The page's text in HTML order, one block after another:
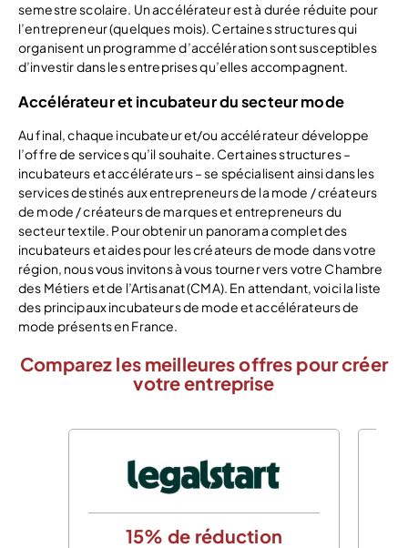
semestre scolaire. Un accélérateur est à durée réduite pour
l’entrepreneur (quelques mois). Certaines structures qui
organisent un programme d’accélération sont susceptibles
d’investir dans les entreprises qu’elles accompagnent.
Accélérateur et incubateur du secteur mode
Au final, chaque incubateur et/ou accélérateur développe
l’offre de services qu’il souhaite. Certaines structures –
incubateurs et accélérateurs – se spécialisent ainsi dans les
services destinés aux entrepreneurs de la mode / créateurs
de mode / créateurs de marques et entrepreneurs du
secteur textile. Pour obtenir un panorama complet des
incubateurs et aides pour les créateurs de mode dans votre
région, nous vous invitons à vous tourner vers votre Chambre
des Métiers et de l’Artisanat (CMA). En attendant, voici la liste
des principaux incubateurs de mode et accélérateurs de
mode présents en France.
Comparez les meilleures offres pour créer
votre entreprise
15% de réduction